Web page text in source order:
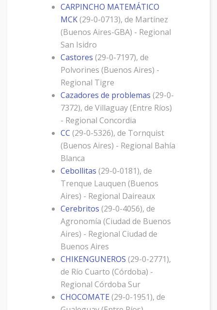
CARPINCHO MATEMÁTICO
MCK(29-0-0713), de Martínez
(Buenos Aires-GBA) - Regional
San Isidro
Castores (29-0-7197), de
Polvorines (Buenos Aires) -
Regional Tigre
Cazadores de problemas (29-0-
7372), de Villaguay (Entre Ríos)
- Regional Concordia
CC (29-0-5326), de Tornquist
(Buenos Aires) - Regional Bahía
Blanca
Cebollitas (29-0-0181), de
Trenque Lauquen (Buenos
Aires) - Regional Daireaux
Cerebritos (29-0-4056), de
Agronomía (Ciudad de Buenos
Aires) - Regional Ciudad de
Buenos Aires
CHIKENGUNEROS (29-0-2771),
de Río Cuarto (Córdoba) -
Regional Córdoba Sur
CHOCOMATE (29-0-1951), de